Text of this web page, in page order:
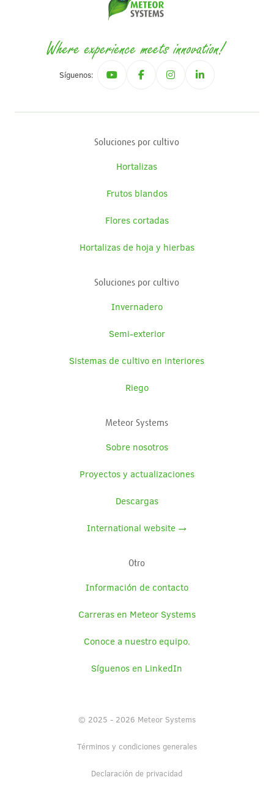
Síguenos:
Soluciones por cultivo
Hortalizas
Frutos blandos
Flores cortadas
Hortalizas de hoja y hierbas
Soluciones por cultivo
Invernadero
Semi-exterior
Sistemas de cultivo en interiores
Riego
Meteor Systems
Sobre nosotros
Proyectos y actualizaciones
Descargas
International website →
Otro
Información de contacto
Carreras en Meteor Systems
Conoce a nuestro equipo.
Síguenos en LinkedIn
© 2025 - 2026 Meteor Systems
Términos y condiciones generales
Declaración de privacidad